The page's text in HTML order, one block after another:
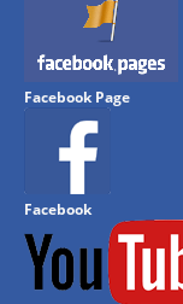
Facebook Page
Facebook